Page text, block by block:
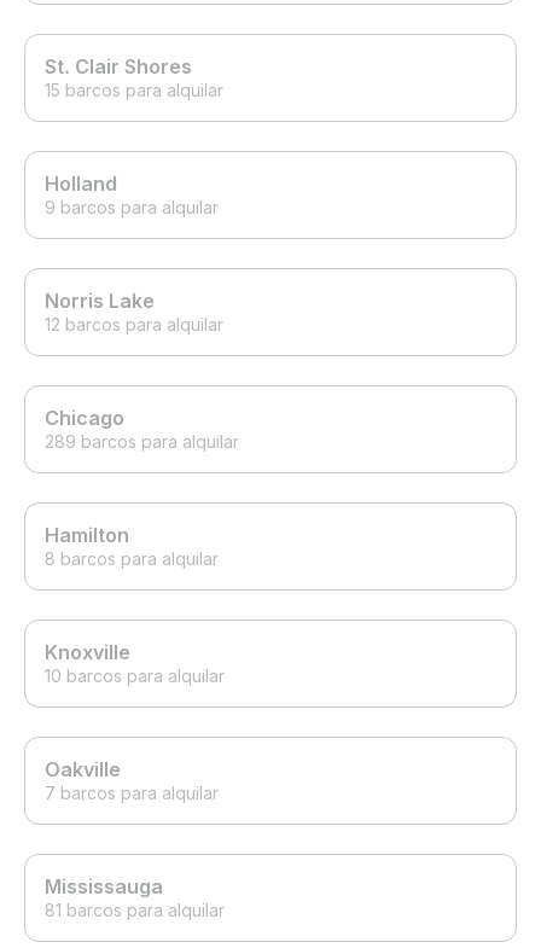
St. Clair Shores
15 barcos para alquilar
Holland
9 barcos para alquilar
Norris Lake
12 barcos para alquilar
Chicago
289 barcos para alquilar
Hamilton
8 barcos para alquilar
Knoxville
10 barcos para alquilar
Oakville
7 barcos para alquilar
Mississauga
81 barcos para alquilar